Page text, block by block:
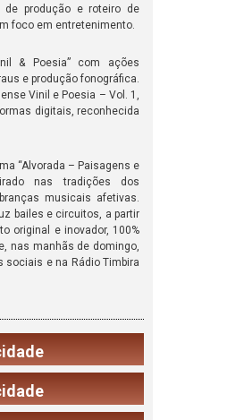
de produção e roteiro de
foco em entretenimento.
& Poesia” com ações
e produção fonográfica.
Vinil e Poesia – Vol. 1,
digitais, reconhecida
“Alvorada – Paisagens e
nas tradições dos
musicais afetivas.
bailes e circuitos, a partir
original e inovador, 100%
nas manhãs de domingo,
e na Rádio Timbira